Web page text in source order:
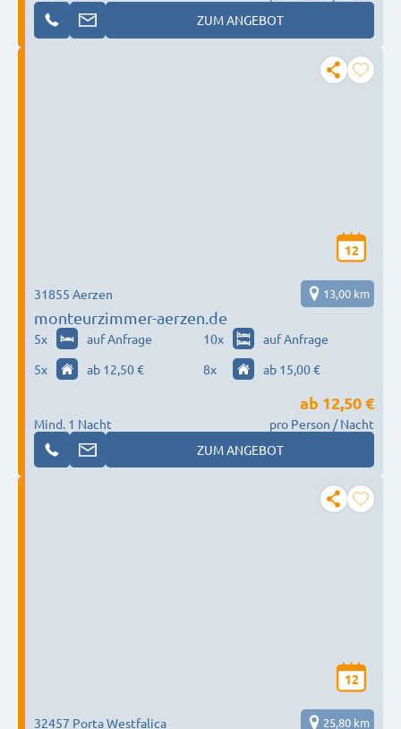
ZUM ANGEBOT
12
monteurzimmer-aerzen.de
31855 Aerzen 13,00 km
5x auf Anfrage 10x
auf Anfrage
5x ab 12,50 € 8x ab 15,00 €
Mind. 1 Nacht
ab 12,50 €
pro Person / Nacht
ZUM ANGEBOT
12
32457 Porta Westfalica 25,80 km